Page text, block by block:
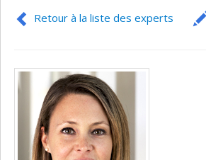
Retour à la liste des experts